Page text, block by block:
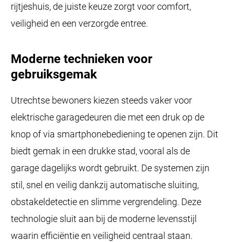
rijtjeshuis, de juiste keuze zorgt voor comfort,
veiligheid en een verzorgde entree.
Moderne technieken voor
gebruiksgemak
Utrechtse bewoners kiezen steeds vaker voor
elektrische garagedeuren die met een druk op de
knop of via smartphonebediening te openen zijn. Dit
biedt gemak in een drukke stad, vooral als de
garage dagelijks wordt gebruikt. De systemen zijn
stil, snel en veilig dankzij automatische sluiting,
obstakeldetectie en slimme vergrendeling. Deze
technologie sluit aan bij de moderne levensstijl
waarin efficiëntie en veiligheid centraal staan.